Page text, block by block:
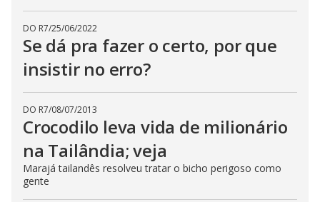
DO R7/25/06/2022
Se dá pra fazer o certo, por que
insistir no erro?
DO R7/08/07/2013
Crocodilo leva vida de milionário
na Tailândia; veja
Marajá tailandês resolveu tratar o bicho perigoso como
gente